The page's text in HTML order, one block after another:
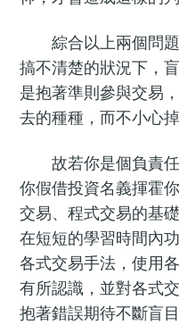
綜合以上兩個問題
搞不清楚的狀況下，
是抱著準則參與交易
去的種種，而不小心
故若你是個負責任
你假借投資名義揮霍
交易、程式交易的基
在短短的學習時間內
各式交易手法，使用
有所認識，並對各式
抱著錯誤期待不斷盲目